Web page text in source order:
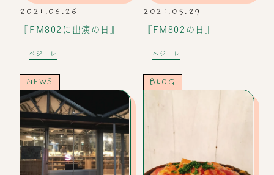
2021.06.26
『FM802に出演の日』
ベジコレ
2021.05.29
『FM802の日』
ベジコレ
NEWS BLOG